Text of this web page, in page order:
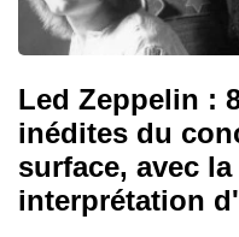
Led Zeppelin :
inédites du
surface, avec
interprétation